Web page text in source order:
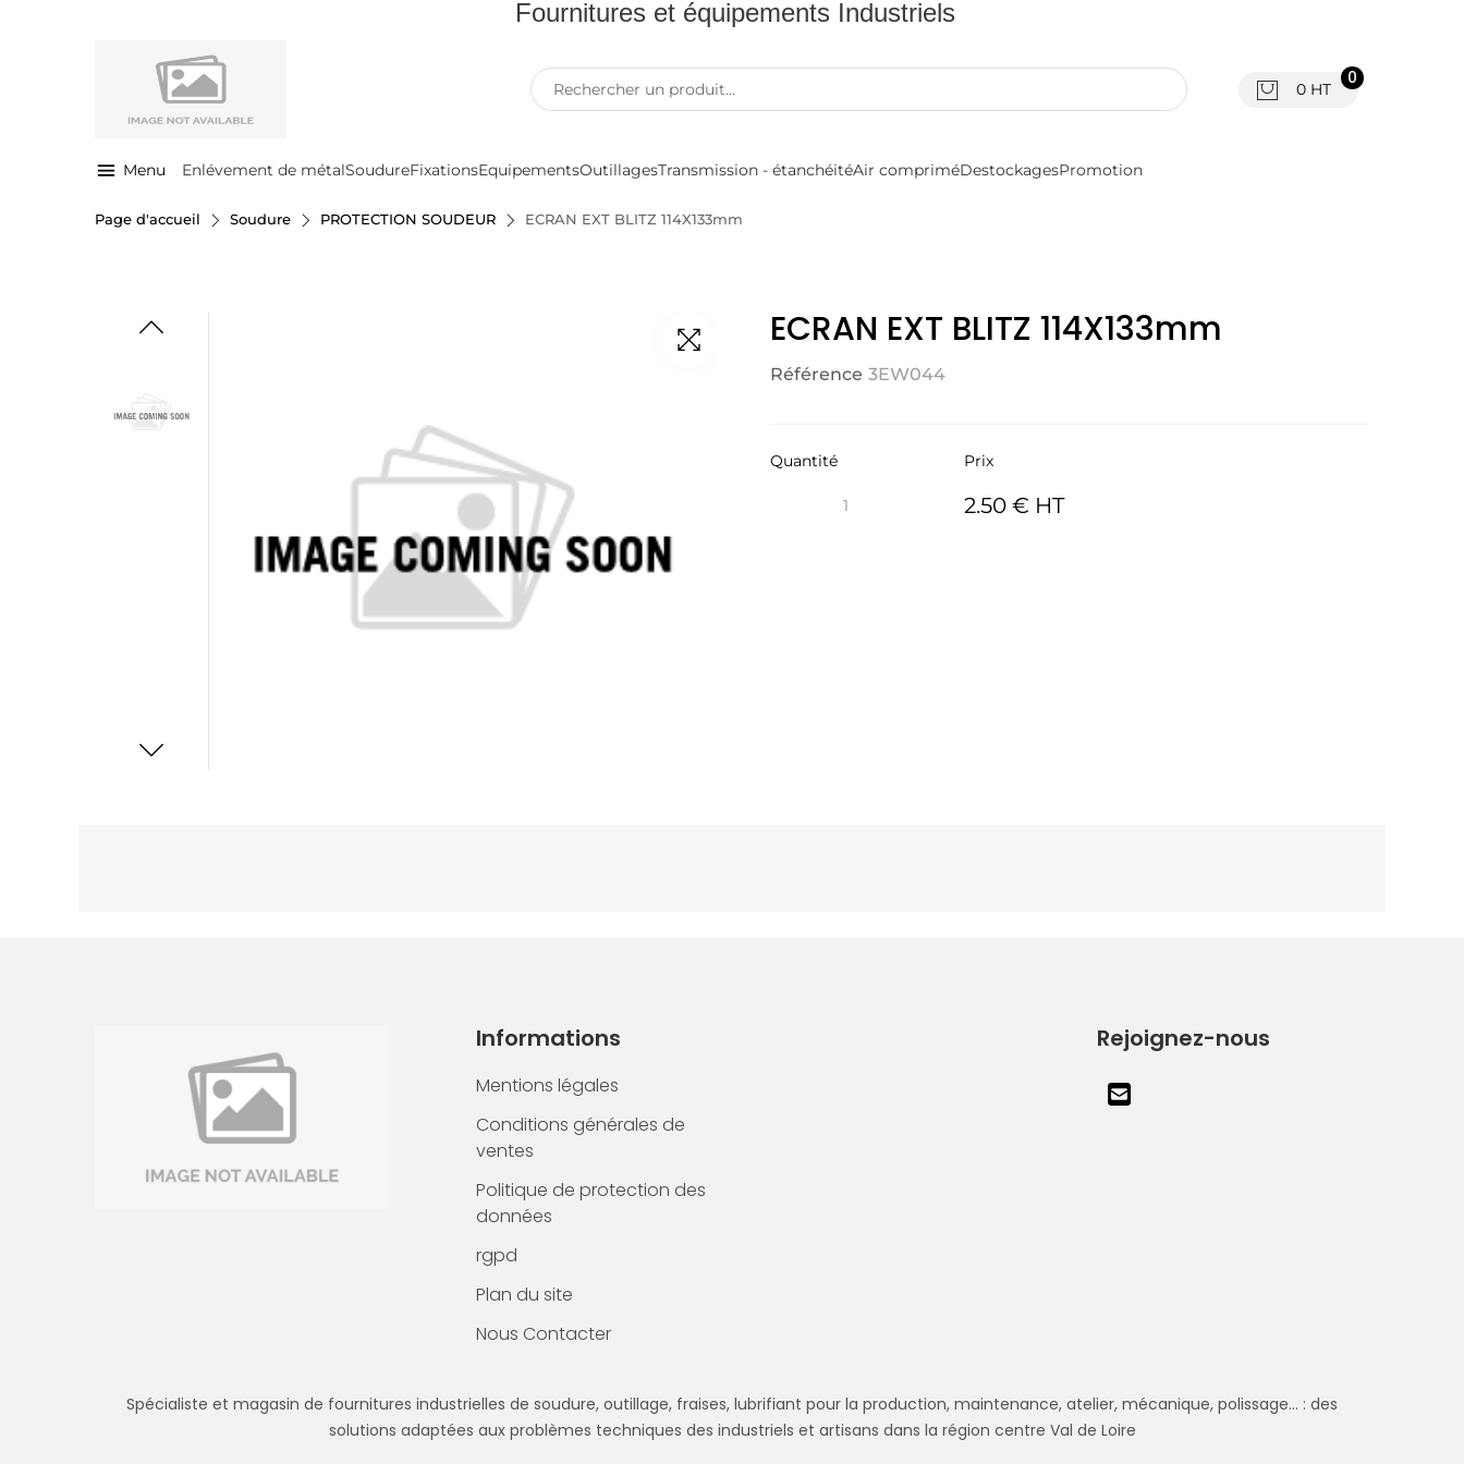
Fournitures et équipements Industriels
0
0 HT
Menu Enlévement de métalSoudureFixationsEquipementsOutillagesTransmission - étanchéitéAir compriméDestockagesPromotion
Page d'accueil Soudure PROTECTION SOUDEUR ECRAN EXT BLITZ 114X133mm
ECRAN EXT BLITZ 114X133mm
Référence 3EW044
Quantité Prix
2.50 € HT
Informations
Mentions légales
Conditions générales de
ventes
Politique de protection des
données
rgpd
Plan du site
Nous Contacter
Rejoignez-nous
Spécialiste et magasin de fournitures industrielles de soudure, outillage, fraises, lubrifiant pour la production, maintenance, atelier, mécanique, polissage... : des
solutions adaptées aux problèmes techniques des industriels et artisans dans la région centre Val de Loire